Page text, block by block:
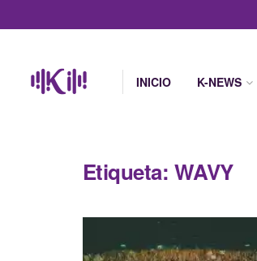
INICIO K-NEWS
Etiqueta: WAVY